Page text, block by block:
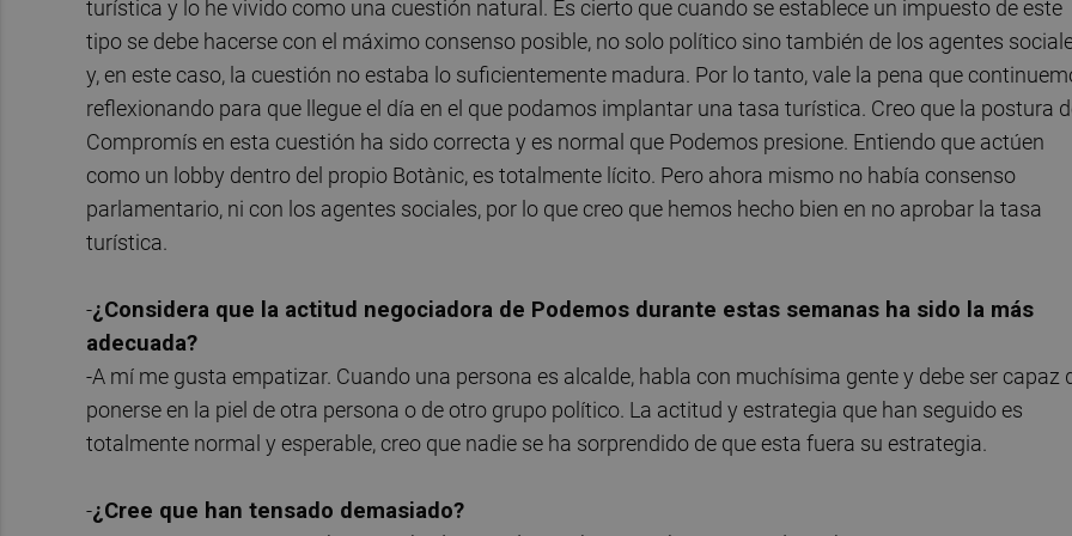
turística y lo he vivido como una cuestión natural. Es cierto que cuando se establece un impuesto de este
tipo se debe hacerse con el máximo consenso posible, no solo político sino también de los agentes
y, en este caso, la cuestión no estaba lo suficientemente madura. Por lo tanto, vale la pena que
reflexionando para que llegue el día en el que podamos implantar una tasa turística. Creo que la postura
Compromís en esta cuestión ha sido correcta y es normal que Podemos presione. Entiendo que actúen
como un lobby dentro del propio Botànic, es totalmente lícito. Pero ahora mismo no había consenso
parlamentario, ni con los agentes sociales, por lo que creo que hemos hecho bien en no aprobar la tasa
turística.
-¿Considera que la actitud negociadora de Podemos durante estas semanas ha sido la más
adecuada?
-A mí me gusta empatizar. Cuando una persona es alcalde, habla con muchísima gente y debe ser capaz
ponerse en la piel de otra persona o de otro grupo político. La actitud y estrategia que han seguido es
totalmente normal y esperable, creo que nadie se ha sorprendido de que esta fuera su estrategia.
-¿Cree que han tensado demasiado?